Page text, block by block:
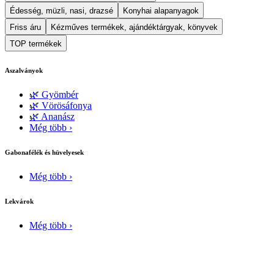
Édesség, müzli, nasi, drazsé
Konyhai alapanyagok
Friss áru
Kézműves termékek, ajándéktárgyak, könyvek
TOP termékek
Aszalványok
🌿 Gyömbér
🌿 Vörösáfonya
🌿 Ananász
Még több ›
Gabonafélék és hüvelyesek
Még több ›
Lekvárok
Még több ›